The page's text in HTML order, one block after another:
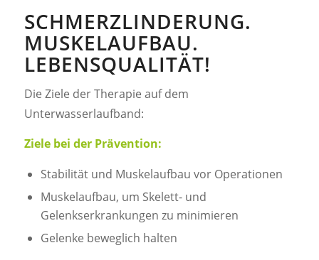
SCHMERZLINDERUNG.
MUSKELAUFBAU.
LEBENSQUALITÄT!
Die Ziele der Therapie auf dem
Unterwasserlaufband:
Ziele bei der Prävention:
Stabilität und Muskelaufbau vor Operationen
Muskelaufbau, um Skelett- und
Gelenkserkrankungen zu minimieren
Gelenke beweglich halten